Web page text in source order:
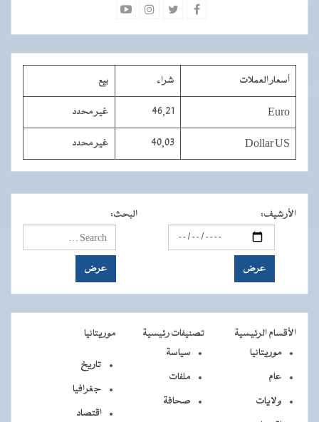
أسعار العملات شراء بيع
Euro
46,21 غير محدد
Dollar US
40,03 غير محدد
الأرشيف: البحث:
الأقسام الرئيسية تصنيفات رئيسية
موريتانيا
موريتانيا
عام
ولايات
سياسة
ملفات
صحافة
تاريخ
جغرافيا
اقتصاد